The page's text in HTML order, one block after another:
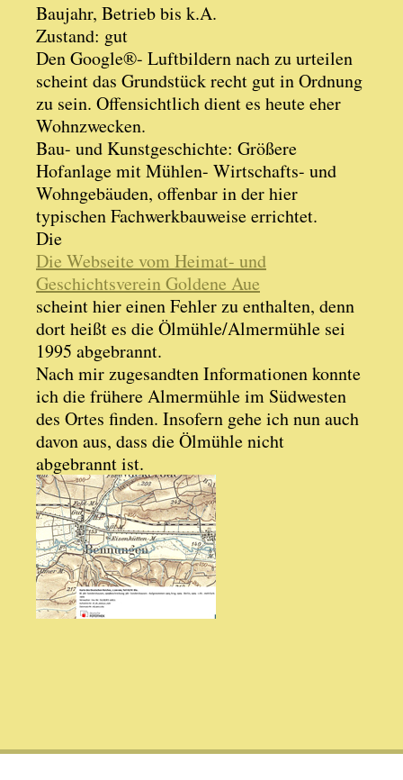
Baujahr, Betrieb bis k.A.
Zustand: gut
Den Google®- Luftbildern nach zu urteilen
scheint das Grundstück recht gut in Ordnung
zu sein. Offensichtlich dient es heute eher
Wohnzwecken.
Bau- und Kunstgeschichte: Größere
Hofanlage mit Mühlen- Wirtschafts- und
Wohngebäuden, offenbar in der hier
typischen Fachwerkbauweise errichtet.
Die
Die Webseite vom Heimat- und
Geschichtsverein Goldene Aue
scheint hier einen Fehler zu enthalten, denn
dort heißt es die Ölmühle/Almermühle sei
1995 abgebrannt.
Nach mir zugesandten Informationen konnte
ich die frühere Almermühle im Südwesten
des Ortes finden. Insofern gehe ich nun auch
davon aus, dass die Ölmühle nicht
abgebrannt ist.